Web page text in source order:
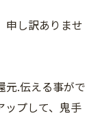
申し訳ありませ
元.伝える事がで
ップして、鬼手